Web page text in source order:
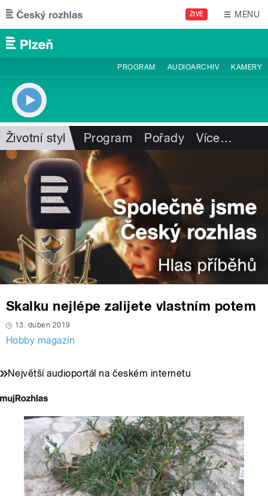
Přejít k hlavnímu obsahu
ŽIVĚ MENU
PROGRAM AUDIOARCHIV KAMERY
Životní styl Program Pořady Více…
Skalku nejlépe zalijete vlastním potem
13. duben 2019
Hobby magazín
Největší audioportál na českém internetu